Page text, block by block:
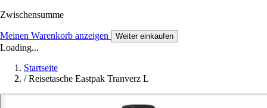
Zwischensumme
Meinen Warenkorb anzeigen Weiter einkaufen
Loading...
Startseite
/ Reisetasche Eastpak Tranverz L